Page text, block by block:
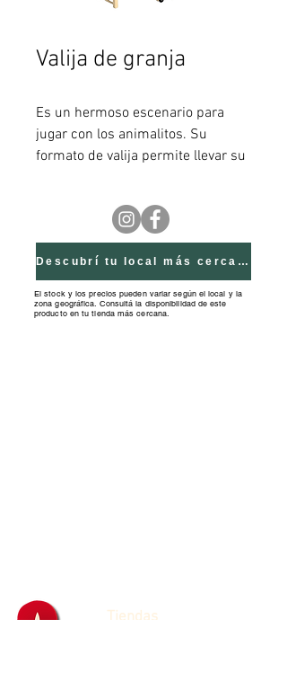
Valija de granja
Es un hermoso escenario para
jugar con los animalitos. Su
formato de valija permite llevar su
Descubrí tu local más cercano
El stock y los precios pueden variar según el local y la
zona geográfica. Consultá la disponibilidad de este
producto en tu tienda más cercana.
Tiendas